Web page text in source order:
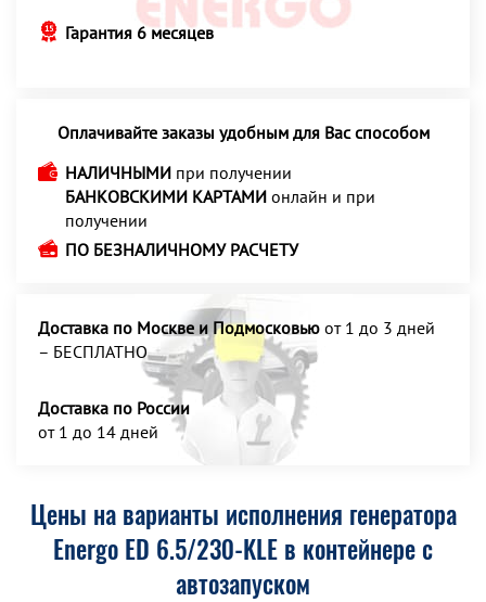
Гарантия 6 месяцев
Оплачивайте заказы удобным для Вас способом
НАЛИЧНЫМИ при получении
БАНКОВСКИМИ КАРТАМИ онлайн и при
получении
ПО БЕЗНАЛИЧНОМУ РАСЧЕТУ
Доставка по Москве и Подмосковью от 1 до 3 дней
– БЕСПЛАТНО
Доставка по России
от 1 до 14 дней
Цены на варианты исполнения генератора
Energo ED 6.5/230-KLE в контейнере с
автозапуском